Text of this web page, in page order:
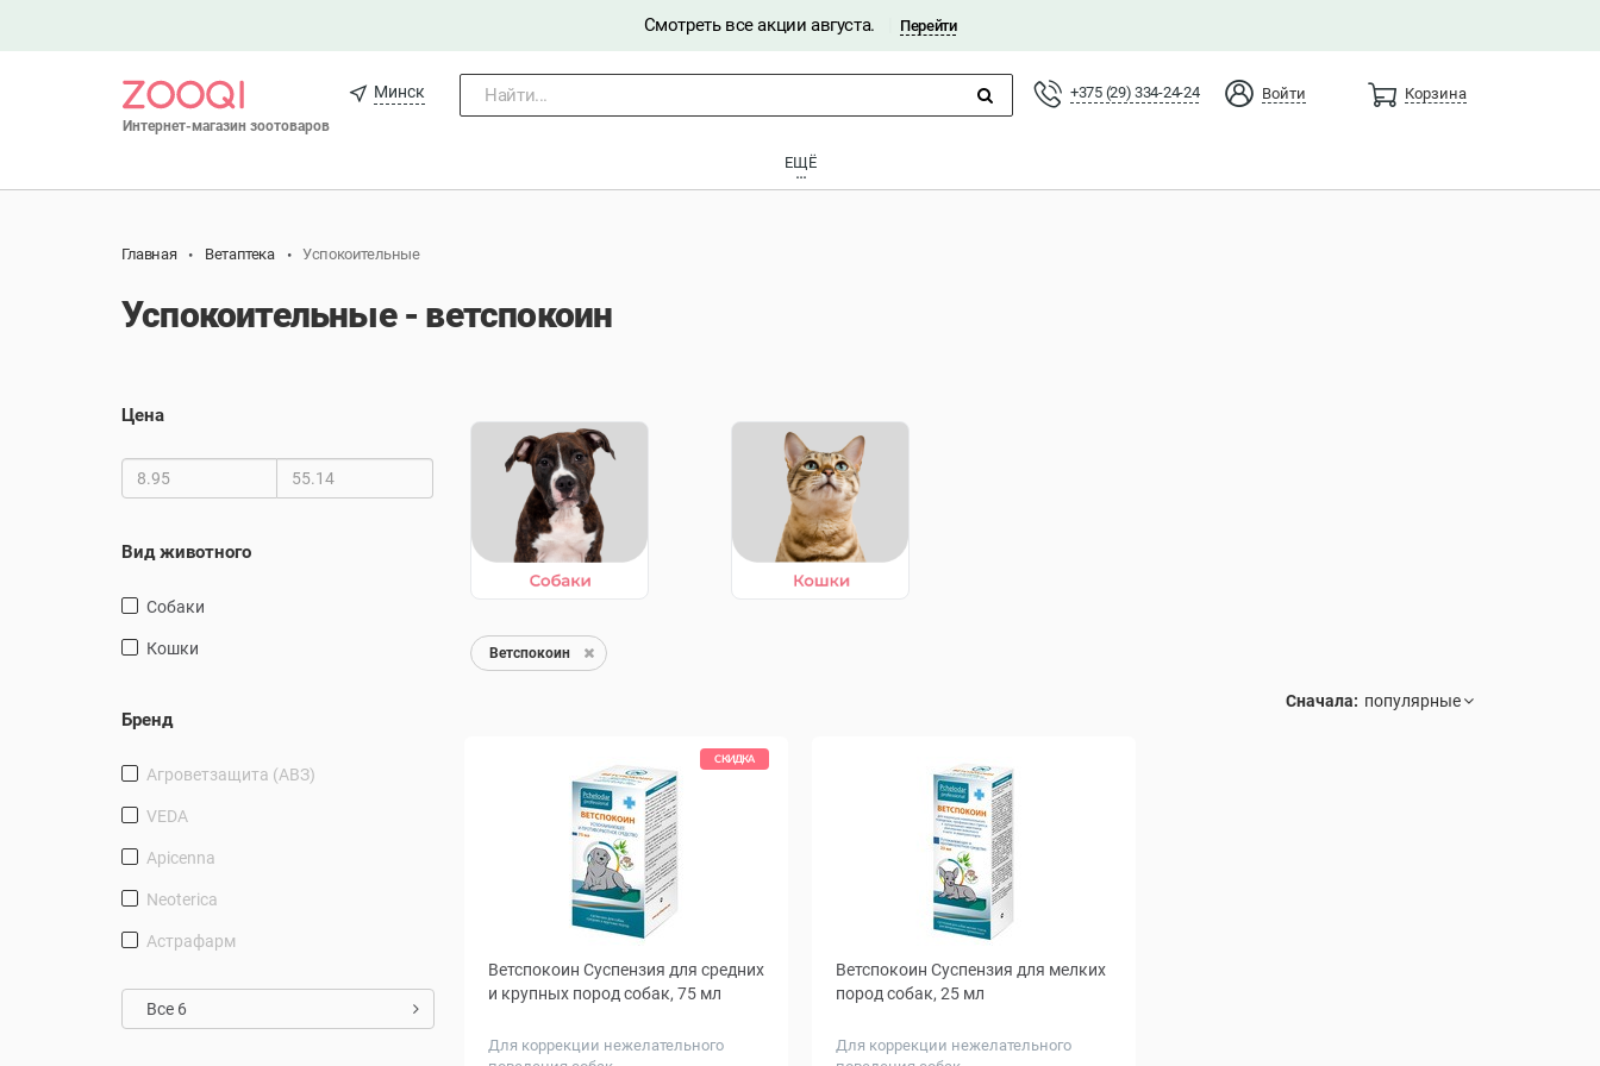
Смотреть все акции августа. Перейти
Интернет-магазин зоотоваров
Минск Найти... +375 (29) 334-24-24 Войти Корзина
ЕЩЁ
Главная Ветаптека Успокоительные
Успокоительные - ветспокоин
Цена
Вид животного
Собаки
Кошки
Бренд
Агроветзащита (АВЗ)
VEDA
Apicenna
Neoterica
Астрафарм
Все 6
Ветспокоин
Сначала:
СКИДКА
Ветспокоин Суспензия для средних
и крупных пород собак, 75 мл
Для коррекции нежелательного
Ветспокоин Суспензия для мелких
пород собак, 25 мл
Для коррекции нежелательного